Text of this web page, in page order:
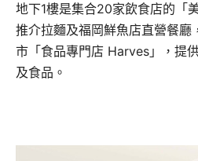
地下1樓是集合20家飲食店的「
推介拉麵及福岡鮮魚店直營餐廳
市「食品專門店 Harves」，提
及食品。